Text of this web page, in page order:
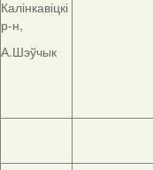
Калінкавіцкі
р-н,
А.Шэўчык